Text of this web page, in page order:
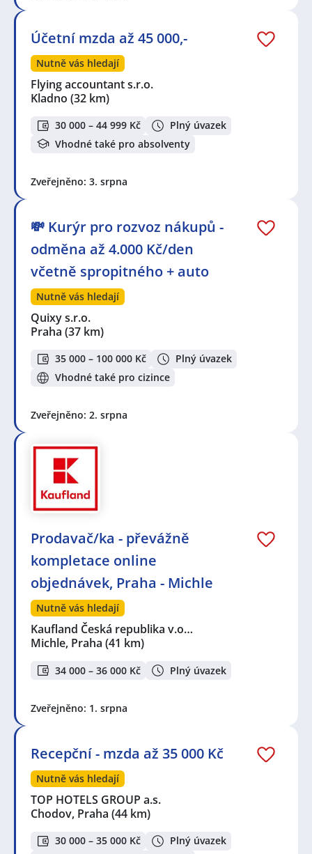
Účetní mzda až 45 000,-
Nutně vás hledají
Flying accountant s.r.o.
Kladno (32 km)
30 000 – 44 999 Kč
Plný úvazek
Vhodné také pro absolventy
Zveřejněno: 3. srpna
💸 Kurýr pro rozvoz nákupů -
odměna až 4.000 Kč/den
včetně spropitného + auto
Nutně vás hledají
Quixy s.r.o.
Praha (37 km)
35 000 – 100 000 Kč
Plný úvazek
Vhodné také pro cizince
Zveřejněno: 2. srpna
Prodavač/ka - převážně
kompletace online
objednávek, Praha - Michle
Nutně vás hledají
Kaufland Česká republika v.o…
Michle, Praha (41 km)
34 000 – 36 000 Kč Plný úvazek
Zveřejněno: 1. srpna
Recepční - mzda až 35 000 Kč
Nutně vás hledají
TOP HOTELS GROUP a.s.
Chodov, Praha (44 km)
30 000 – 35 000 Kč
Plný úvazek